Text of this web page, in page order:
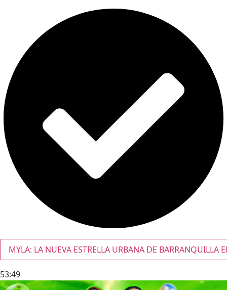
MYLA: LA NUEVA ESTRELLA URBANA DE BARRANQUILLA
53:49